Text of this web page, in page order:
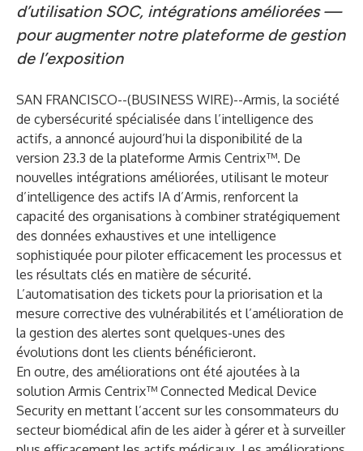
d’utilisation SOC, intégrations améliorées —
pour augmenter notre plateforme de gestion
de l’exposition
SAN FRANCISCO--(BUSINESS WIRE)--Armis, la société
de cybersécurité spécialisée dans l’intelligence des
actifs, a annoncé aujourd’hui la disponibilité de la
version 23.3 de la plateforme Armis Centrix™. De
nouvelles intégrations améliorées, utilisant le moteur
d’intelligence des actifs IA d’Armis, renforcent la
capacité des organisations à combiner stratégiquement
des données exhaustives et une intelligence
sophistiquée pour piloter efficacement les processus et
les résultats clés en matière de sécurité.
L’automatisation des tickets pour la priorisation et la
mesure corrective des vulnérabilités et l’amélioration de
la gestion des alertes sont quelques-unes des
évolutions dont les clients bénéficieront.
En outre, des améliorations ont été ajoutées à la
solution Armis Centrix™ Connected Medical Device
Security en mettant l’accent sur les consommateurs du
secteur biomédical afin de les aider à gérer et à surveiller